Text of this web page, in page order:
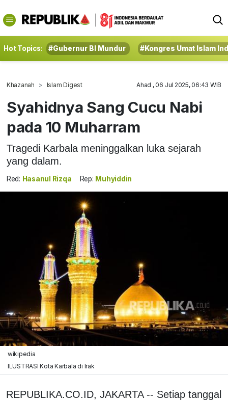
Hot Topics: #Gubernur BI Mundur #Kongres Umat Islam
Khazanah Islam Digest Ahad , 06 Jul 2025, 06:43 WIB
Syahidnya Sang Cucu Nabi
pada 10 Muharram
Tragedi Karbala meninggalkan luka sejarah
yang dalam.
Red: Hasanul Rizqa Rep: Muhyiddin
wikipedia
ILUSTRASI Kota Karbala di Irak
REPUBLIKA.CO.ID, JAKARTA -- Setiap tanggal